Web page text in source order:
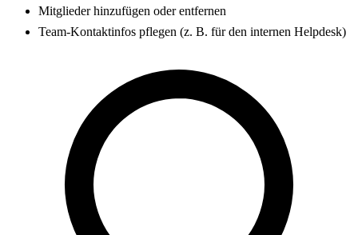
Mitglieder hinzufügen oder entfernen
Team-Kontaktinfos pflegen (z. B. für den internen Helpdesk)